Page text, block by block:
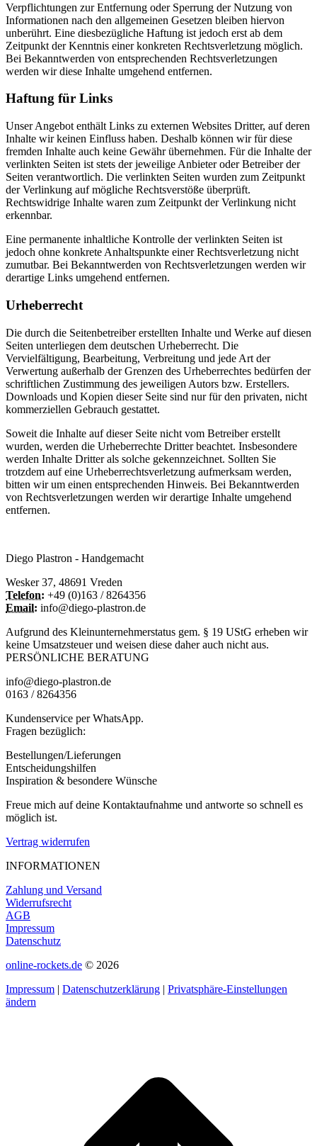
Verpflichtungen zur Entfernung oder Sperrung der Nutzung von
Informationen nach den allgemeinen Gesetzen bleiben hiervon
unberührt. Eine diesbezügliche Haftung ist jedoch erst ab dem
Zeitpunkt der Kenntnis einer konkreten Rechtsverletzung möglich.
Bei Bekanntwerden von entsprechenden Rechtsverletzungen
werden wir diese Inhalte umgehend entfernen.
Haftung für Links
Unser Angebot enthält Links zu externen Websites Dritter, auf deren
Inhalte wir keinen Einfluss haben. Deshalb können wir für diese
fremden Inhalte auch keine Gewähr übernehmen. Für die Inhalte der
verlinkten Seiten ist stets der jeweilige Anbieter oder Betreiber der
Seiten verantwortlich. Die verlinkten Seiten wurden zum Zeitpunkt
der Verlinkung auf mögliche Rechtsverstöße überprüft.
Rechtswidrige Inhalte waren zum Zeitpunkt der Verlinkung nicht
erkennbar.
Eine permanente inhaltliche Kontrolle der verlinkten Seiten ist
jedoch ohne konkrete Anhaltspunkte einer Rechtsverletzung nicht
zumutbar. Bei Bekanntwerden von Rechtsverletzungen werden wir
derartige Links umgehend entfernen.
Urheberrecht
Die durch die Seitenbetreiber erstellten Inhalte und Werke auf diesen
Seiten unterliegen dem deutschen Urheberrecht. Die
Vervielfältigung, Bearbeitung, Verbreitung und jede Art der
Verwertung außerhalb der Grenzen des Urheberrechtes bedürfen der
schriftlichen Zustimmung des jeweiligen Autors bzw. Erstellers.
Downloads und Kopien dieser Seite sind nur für den privaten, nicht
kommerziellen Gebrauch gestattet.
Soweit die Inhalte auf dieser Seite nicht vom Betreiber erstellt
wurden, werden die Urheberrechte Dritter beachtet. Insbesondere
werden Inhalte Dritter als solche gekennzeichnet. Sollten Sie
trotzdem auf eine Urheberrechtsverletzung aufmerksam werden,
bitten wir um einen entsprechenden Hinweis. Bei Bekanntwerden
von Rechtsverletzungen werden wir derartige Inhalte umgehend
entfernen.
Diego Plastron - Handgemacht
Wesker 37, 48691 Vreden
Telefon: +49 (0)163 / 8264356
Email: info@diego-plastron.de
Aufgrund des Kleinunternehmerstatus gem. § 19 UStG erheben wir
keine Umsatzsteuer und weisen diese daher auch nicht aus.
PERSÖNLICHE BERATUNG
info@diego-plastron.de
0163 / 8264356
Kundenservice per WhatsApp.
Fragen bezüglich:
Bestellungen/Lieferungen
Entscheidungshilfen
Inspiration & besondere Wünsche
Freue mich auf deine Kontaktaufnahme und antworte so schnell es
möglich ist.
Vertrag widerrufen
INFORMATIONEN
Zahlung und Versand
Widerrufsrecht
AGB
Impressum
Datenschutz
online-rockets.de © 2026
Impressum | Datenschutzerklärung | Privatsphäre-Einstellungen
ändern